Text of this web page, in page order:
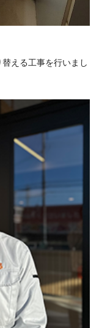
える工事を行いまし